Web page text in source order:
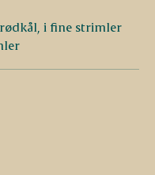
i fine strimler